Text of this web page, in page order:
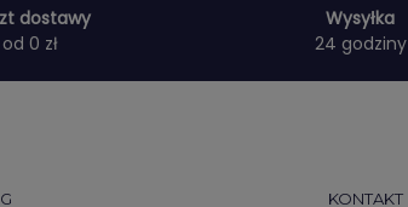
dostawy
od 0 zł
Wysyłka
24 godziny
KONTAKT